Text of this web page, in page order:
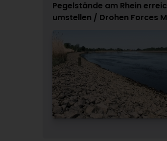
Pegelstände am Rhein
umstellen / Drohen Forces